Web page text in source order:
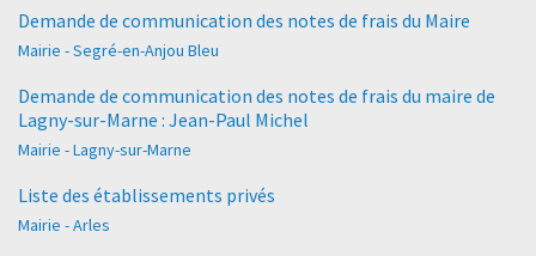
Demande de communication des notes de frais du Maire
Mairie - Segré-en-Anjou Bleu
Demande de communication des notes de frais du maire de
Lagny-sur-Marne : Jean-Paul Michel
Mairie - Lagny-sur-Marne
Liste des établissements privés
Mairie - Arles